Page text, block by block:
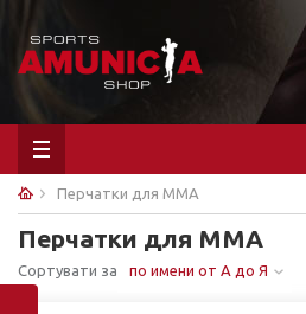
Перчатки для ММА
Перчатки для ММА
Сортувати за по имени от А до Я